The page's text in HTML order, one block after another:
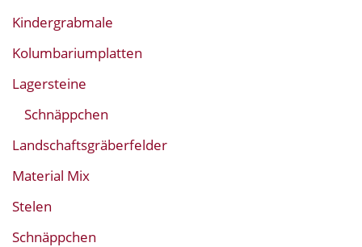
Kindergrabmale
Kolumbariumplatten
Lagersteine
Schnäppchen
Landschaftsgräberfelder
Material Mix
Stelen
Schnäppchen